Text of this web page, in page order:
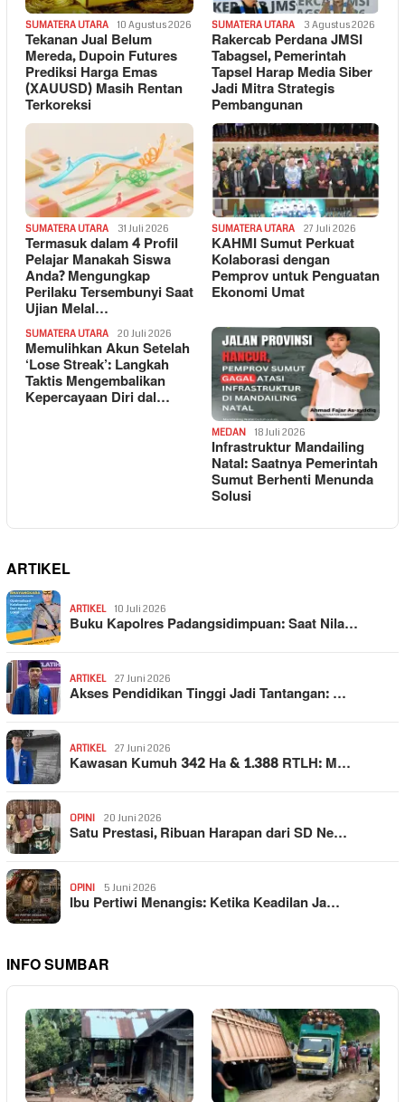
SUMATERA UTARA 10 Agustus 2026
Tekanan Jual Belum
Mereda, Dupoin Futures
Prediksi Harga Emas
(XAUUSD) Masih Rentan
Terkoreksi
SUMATERA UTARA 3 Agustus 2026
Rakercab Perdana JMSI
Tabagsel, Pemerintah
Tapsel Harap Media Siber
Jadi Mitra Strategis
Pembangunan
SUMATERA UTARA 31 Juli 2026
Termasuk dalam 4 Profil
Pelajar Manakah Siswa
Anda? Mengungkap
Perilaku Tersembunyi Saat
Ujian Melal…
SUMATERA UTARA 27 Juli 2026
KAHMI Sumut Perkuat
Kolaborasi dengan
Pemprov untuk Penguatan
Ekonomi Umat
SUMATERA UTARA 20 Juli 2026
Memulihkan Akun Setelah
‘Lose Streak’: Langkah
Taktis Mengembalikan
Kepercayaan Diri dal…
MEDAN 18 Juli 2026
Infrastruktur Mandailing
Natal: Saatnya Pemerintah
Sumut Berhenti Menunda
Solusi
ARTIKEL
ARTIKEL 10 Juli 2026
Buku Kapolres Padangsidimpuan: Saat Nila…
ARTIKEL 27 Juni 2026
Akses Pendidikan Tinggi Jadi Tantangan: …
ARTIKEL 27 Juni 2026
Kawasan Kumuh 342 Ha & 1.388 RTLH: M…
OPINI 20 Juni 2026
Satu Prestasi, Ribuan Harapan dari SD Ne…
OPINI 5 Juni 2026
Ibu Pertiwi Menangis: Ketika Keadilan Ja…
INFO SUMBAR